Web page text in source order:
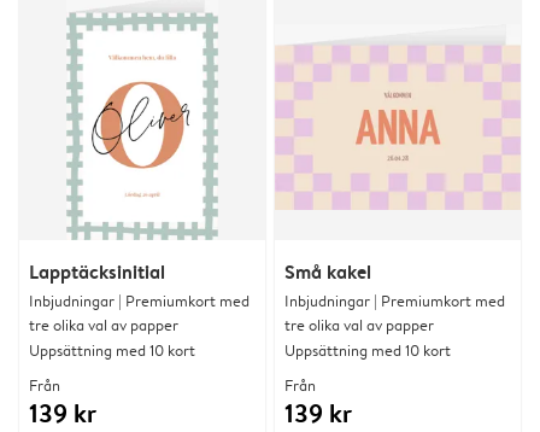
Lapptäcksinitial
Inbjudningar | Premiumkort med
tre olika val av papper
Uppsättning med 10 kort
Från
139 kr
Små kakel
Inbjudningar | Premiumkort med
tre olika val av papper
Uppsättning med 10 kort
Från
139 kr